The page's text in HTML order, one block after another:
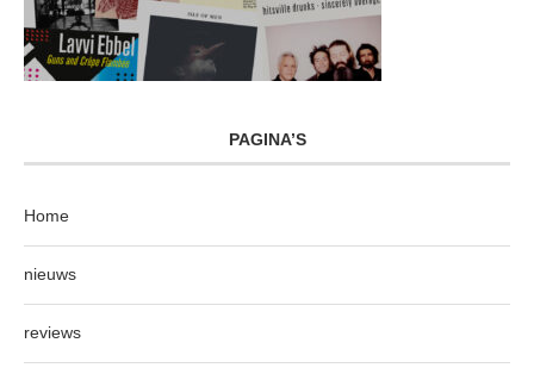
PAGINA’S
Home
nieuws
reviews